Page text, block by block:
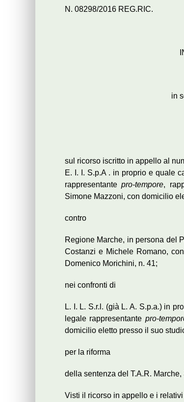
N. 08298/2016 REG.RIC.
in
sul ricorso iscritto in appello al
E. I. I. S.p.A . in proprio e quale
rappresentantepro-tempore,
Simone Mazzoni, con domicilio
contro
Regione Marche, in persona del
Costanzi e Michele Romano,
Domenico Morichini, n. 41;
nei confronti di
L. I. L. S.r.l. (già L. A. S.p.a.) in
legale rappresentante pro-
domicilio eletto presso il suo
per la riforma
della sentenza del T.A.R.
Visti il ricorso in appello e i